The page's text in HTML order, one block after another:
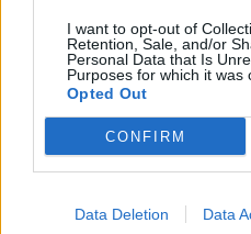
I want to opt-out of
Retention, Sale, and/or
Personal Data that Is
Purposes for which it was
Opted Out
CONFIRM
Data Deletion Data
Monforte